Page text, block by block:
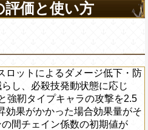
評価と使い方
ロットによるダメージ低下・防
し、必殺技発動状態に応じ
強靭タイプキャラの攻撃を2.5
効果がかかった場合効果量がそ
間チェイン係数の初期値が